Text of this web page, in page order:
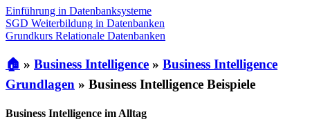
Einführung in Datenbanksysteme
SGD Weiterbildung in Datenbanken
Grundkurs Relationale Datenbanken
🏠 » Business Intelligence » Business Intelligence
Grundlagen » Business Intelligence Beispiele
Business Intelligence im Alltag